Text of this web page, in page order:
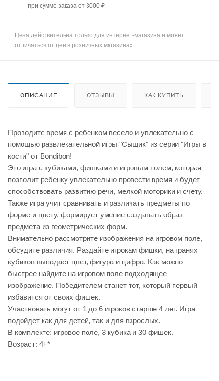
при сумме заказа от 3000 ₽
Цена действительна только для интернет-магазина и может
отличаться от цен в розничных магазинах
ОПИСАНИЕ ОТЗЫВЫ КАК КУПИТЬ
Проводите время с ребенком весело и увлекательно с
помощью развлекательной игры "Сыщик" из серии "Игры в
кости" от Bondibon!
Это игра с кубиками, фишками и игровым полем, которая
позволит ребенку увлекательно провести время и будет
способствовать развитию речи, мелкой моторики и счету.
Также игра учит сравнивать и различать предметы по
форме и цвету, формирует умение создавать образ
предмета из геометрических форм.
Внимательно рассмотрите изображения на игровом поле,
обсудите различия. Раздайте игрокам фишки, на гранях
кубиков выпадает цвет, фигура и цифра. Как можно
быстрее найдите на игровом поле подходящее
изображение. Победителем станет тот, который первый
избавится от своих фишек.
Участвовать могут от 1 до 6 игроков старше 4 лет. Игра
подойдет как для детей, так и для взрослых.
В комплекте: игровое поле, 3 кубика и 30 фишек.
Возраст: 4+*